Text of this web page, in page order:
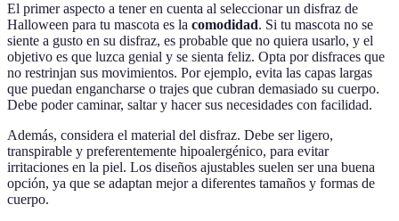
El primer aspecto a tener en cuenta al seleccionar un disfraz de
Halloween para tu mascota es la comodidad. Si tu mascota no se
siente a gusto en su disfraz, es probable que no quiera usarlo, y el
objetivo es que luzca genial y se sienta feliz. Opta por disfraces que
no restrinjan sus movimientos. Por ejemplo, evita las capas largas
que puedan engancharse o trajes que cubran demasiado su cuerpo.
Debe poder caminar, saltar y hacer sus necesidades con facilidad.
Además, considera el material del disfraz. Debe ser ligero,
transpirable y preferentemente hipoalergénico, para evitar
irritaciones en la piel. Los diseños ajustables suelen ser una buena
opción, ya que se adaptan mejor a diferentes tamaños y formas de
cuerpo.